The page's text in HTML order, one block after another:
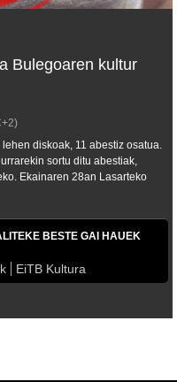
Bulegoaren kultur
diskoak, 11 abestiz osatua.
sortu ditu abestiak,
Ekainaren 28an Lasarteko
BESTE GAI HAUEK
EiTB Kultura